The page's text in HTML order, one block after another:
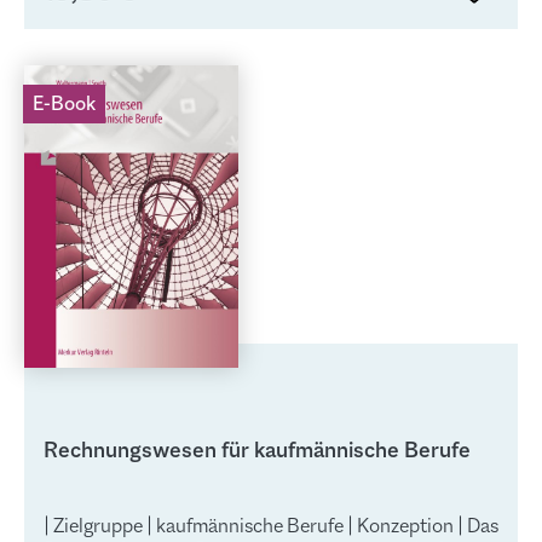
E-Book
Rechnungswesen für kaufmännische Berufe
| Zielgruppe | kaufmännische Berufe | Konzeption | Das